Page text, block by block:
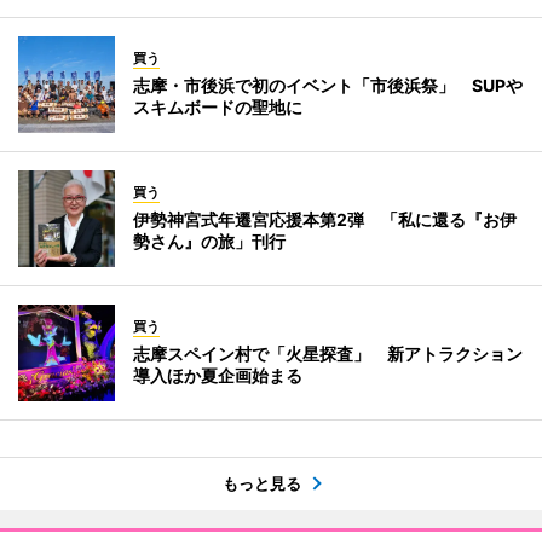
買う
志摩・市後浜で初のイベント「市後浜祭」 SUPや
スキムボードの聖地に
買う
伊勢神宮式年遷宮応援本第2弾 「私に還る『お伊
勢さん』の旅」刊行
買う
志摩スペイン村で「火星探査」 新アトラクション
導入ほか夏企画始まる
もっと見る